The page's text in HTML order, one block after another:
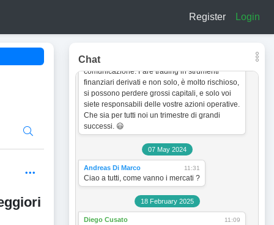
Register Login
Chat
In quanto tale non vogliono incentivare in
cambiamento senza obbligo di preventiva
comunicazione. Fare trading in strumenti
finanziari derivati e non solo, è molto rischioso,
si possono perdere grossi capitali, e solo voi
siete responsabili delle vostre azioni operative.
Che sia per tutti noi un trimestre di grandi
successi. 😃
07 May 2024
Andreas Di Marco 11:31
Ciao a tutti, come vanno i mercati ?
18 February 2025
Diego Cusato 11:09